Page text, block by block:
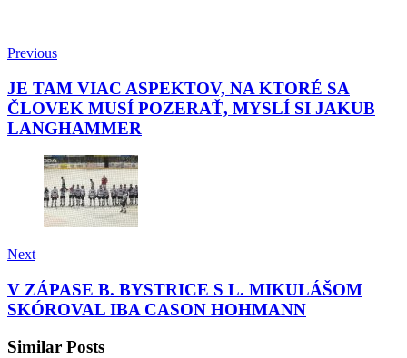
Previous
JE TAM VIAC ASPEKTOV, NA KTORÉ SA
ČLOVEK MUSÍ POZERAŤ, MYSLÍ SI JAKUB
LANGHAMMER
Next
V ZÁPASE B. BYSTRICE S L. MIKULÁŠOM
SKÓROVAL IBA CASON HOHMANN
Similar Posts